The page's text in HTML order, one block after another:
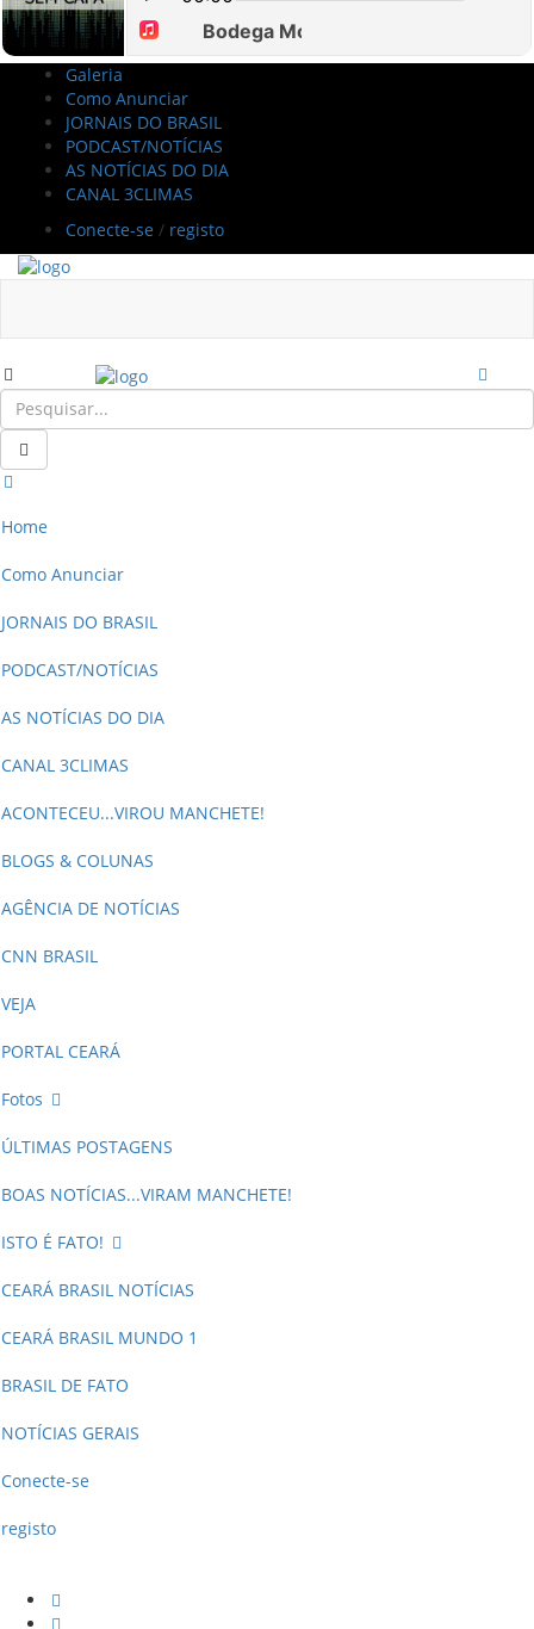
Galeria
Como Anunciar
JORNAIS DO BRASIL
PODCAST/NOTÍCIAS
AS NOTÍCIAS DO DIA
CANAL 3CLIMAS
Conecte-se / registo
Home
Como Anunciar
JORNAIS DO BRASIL
PODCAST/NOTÍCIAS
AS NOTÍCIAS DO DIA
CANAL 3CLIMAS
ACONTECEU...VIROU MANCHETE!
BLOGS & COLUNAS
AGÊNCIA DE NOTÍCIAS
CNN BRASIL
VEJA
PORTAL CEARÁ
Fotos
ÚLTIMAS POSTAGENS
BOAS NOTÍCIAS...VIRAM MANCHETE!
ISTO É FATO!
CEARÁ BRASIL NOTÍCIAS
CEARÁ BRASIL MUNDO 1
BRASIL DE FATO
NOTÍCIAS GERAIS
Conecte-se
registo